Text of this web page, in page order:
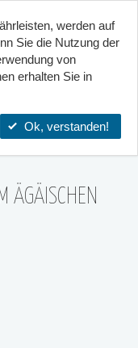
Start Projekte Orte
ÄGÄISCHEN
.
werden auf
Sie die Nutzung der
von
erhalten Sie in
Ok, verstanden!